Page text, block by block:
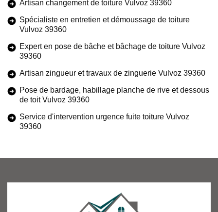
Artisan changement de toiture Vulvoz 39360
Spécialiste en entretien et démoussage de toiture
Vulvoz 39360
Expert en pose de bâche et bâchage de toiture Vulvoz
39360
Artisan zingueur et travaux de zinguerie Vulvoz 39360
Pose de bardage, habillage planche de rive et dessous
de toit Vulvoz 39360
Service d'intervention urgence fuite toiture Vulvoz
39360